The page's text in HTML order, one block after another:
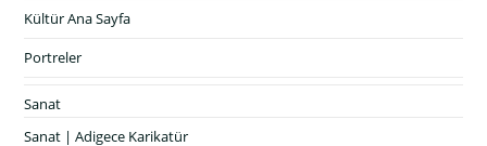
Kültür Ana Sayfa
Portreler
Sanat
Sanat | Adigece Karikatür